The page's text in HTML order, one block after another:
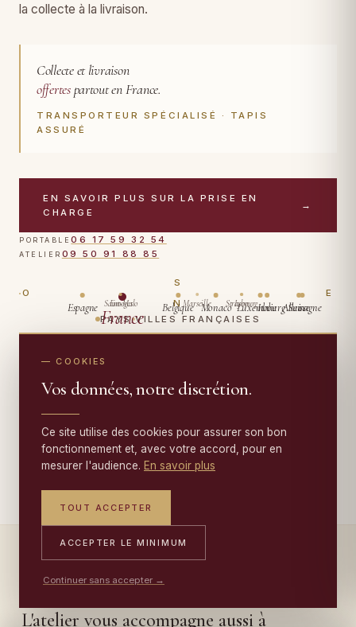
la collecte à la livraison.
Collecte et livraison
offertespartout en France.
TRANSPORTEUR SPÉCIALISÉ · TAPIS
ASSURÉ
EN SAVOIR PLUS SUR LA PRISE EN
CHARGE
→
PORTABLE06 17 59 32 54
ATELIER 09 50 91 88 85
N
S
O
E
France Belgique LuxembourgAllemagne
Suisse
Italie
Monaco
Espagne Saint-Malo Strasbourg
Lyon
Marseille
Limoges
PAYS VILLES FRANÇAISES
🇫🇷 FRANCE
🇩🇪 ALLEMAGNE·🇨🇭 SUISSE·🇮🇹 ITALIE
🇲🇨 MONACO·🇪🇸 ESPAGNE
— NOS AUTRES SERVICES À LIMOGES
L'atelier vous accompagne aussi à
— COOKIES
Vos données, notre discrétion.
Ce site utilise des cookies pour assurer son bon
fonctionnement et, avec votre accord, pour en
mesurer l'audience. En savoir plus
TOUT ACCEPTER
ACCEPTER LE MINIMUM
Continuer sans accepter →